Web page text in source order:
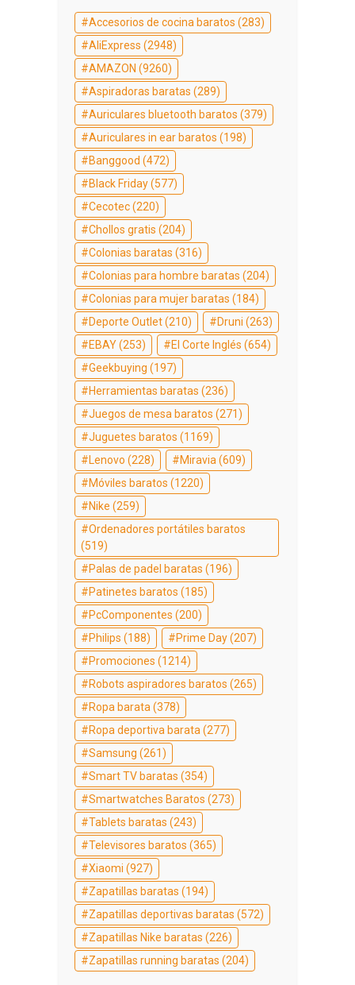
Accesorios de cocina baratos (283)
AliExpress (2948)
AMAZON (9260)
Aspiradoras baratas (289)
Auriculares bluetooth baratos (379)
Auriculares in ear baratos (198)
Banggood (472)
Black Friday(577)
Cecotec(220)
Chollos gratis (204)
Colonias baratas (316)
Colonias para hombre baratas (204)
Colonias para mujer baratas (184)
Deporte Outlet(210) Druni (263)
EBAY(253) El Corte Inglés (654)
Geekbuying (197)
Herramientas baratas (236)
Juegos de mesa baratos (271)
Juguetes baratos (1169)
Lenovo (228) Miravia (609)
Móviles baratos (1220)
Nike (259)
Ordenadores portátiles baratos
(519)
Palas de padel baratas (196)
Patinetes baratos (185)
PcComponentes (200)
Philips (188) Prime Day(207)
Promociones (1214)
Robots aspiradores baratos (265)
Ropa barata (378)
Ropa deportiva barata (277)
Samsung (261)
Smart TV baratas (354)
Smartwatches Baratos (273)
Tablets baratas (243)
Televisores baratos (365)
Xiaomi (927)
Zapatillas baratas (194)
Zapatillas deportivas baratas (572)
Zapatillas Nike baratas (226)
Zapatillas running baratas (204)